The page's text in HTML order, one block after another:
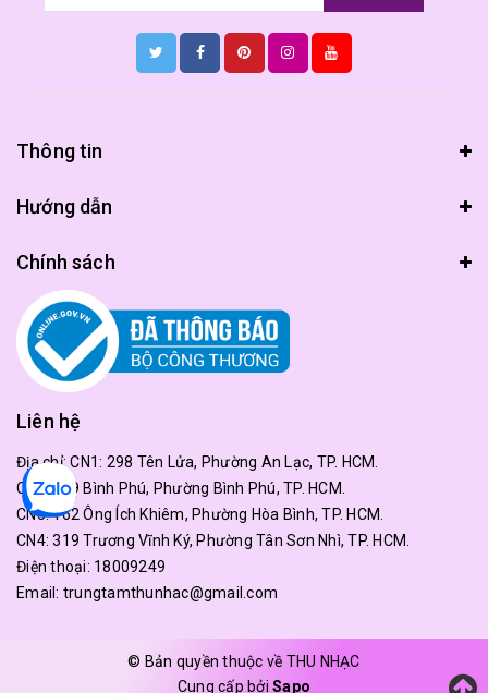
Thông tin
Hướng dẫn
Chính sách
Liên hệ
Địa chỉ:CN1: 298 Tên Lửa, Phường An Lạc, TP. HCM.
CN2: 179 Bình Phú, Phường Bình Phú, TP. HCM.
CN3: 162 Ông Ích Khiêm, Phường Hòa Bình, TP. HCM.
CN4: 319 Trương Vĩnh Ký, Phường Tân Sơn Nhì, TP. HCM.
Điện thoại: 18009249
Email: trungtamthunhac@gmail.com
© Bản quyền thuộc về THU NHẠC
Cung cấp bởiSapo